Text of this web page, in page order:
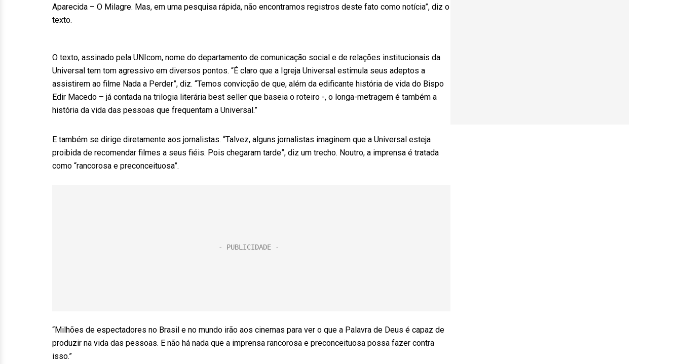
Aparecida – O Milagre. Mas, em uma pesquisa rápida, não encontramos registros deste fato como notícia”, diz o
texto.
O texto, assinado pela UNIcom, nome do departamento de comunicação social e de relações institucionais da
Universal tem tom agressivo em diversos pontos. “É claro que a Igreja Universal estimula seus adeptos a
assistirem ao filme Nada a Perder”, diz. “Temos convicção de que, além da edificante história de vida do Bispo
Edir Macedo – já contada na trilogia literária best seller que baseia o roteiro -, o longa-metragem é também a
história da vida das pessoas que frequentam a Universal.”
E também se dirige diretamente aos jornalistas. “Talvez, alguns jornalistas imaginem que a Universal esteja
proibida de recomendar filmes a seus fiéis. Pois chegaram tarde”, diz um trecho. Noutro, a imprensa é tratada
como “rancorosa e preconceituosa”.
“Milhões de espectadores no Brasil e no mundo irão aos cinemas para ver o que a Palavra de Deus é capaz de
produzir na vida das pessoas. E não há nada que a imprensa rancorosa e preconceituosa possa fazer contra
isso.”